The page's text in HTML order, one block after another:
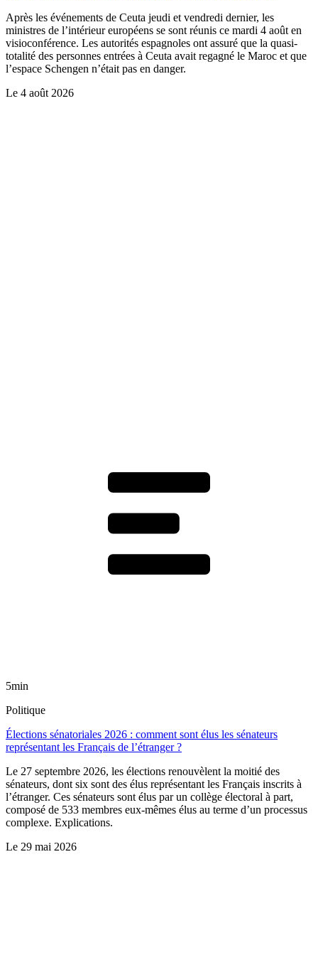
Après les événements de Ceuta jeudi et vendredi dernier, les
ministres de l’intérieur européens se sont réunis ce mardi 4 août en
visioconférence. Les autorités espagnoles ont assuré que la quasi-
totalité des personnes entrées à Ceuta avait regagné le Maroc et que
l’espace Schengen n’était pas en danger.
Le 4 août 2026
5min
Politique
Élections sénatoriales 2026 : comment sont élus les sénateurs
représentant les Français de l’étranger ?
Le 27 septembre 2026, les élections renouvèlent la moitié des
sénateurs, dont six sont des élus représentant les Français inscrits à
l’étranger. Ces sénateurs sont élus par un collège électoral à part,
composé de 533 membres eux-mêmes élus au terme d’un processus
complexe. Explications.
Le 29 mai 2026